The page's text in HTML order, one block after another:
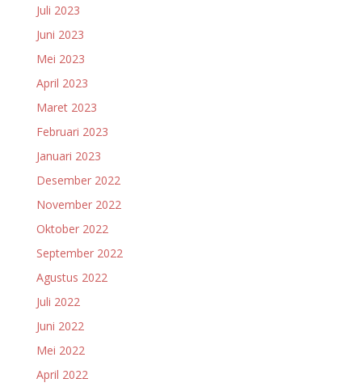
Juli 2023
Juni 2023
Mei 2023
April 2023
Maret 2023
Februari 2023
Januari 2023
Desember 2022
November 2022
Oktober 2022
September 2022
Agustus 2022
Juli 2022
Juni 2022
Mei 2022
April 2022